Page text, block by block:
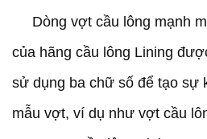
Dòng vợt cầu lông mạnh
của hãng cầu lông Lining
sử dụng ba chữ số để tạo sự
mẫu vợt, ví dụ như vợt cầu